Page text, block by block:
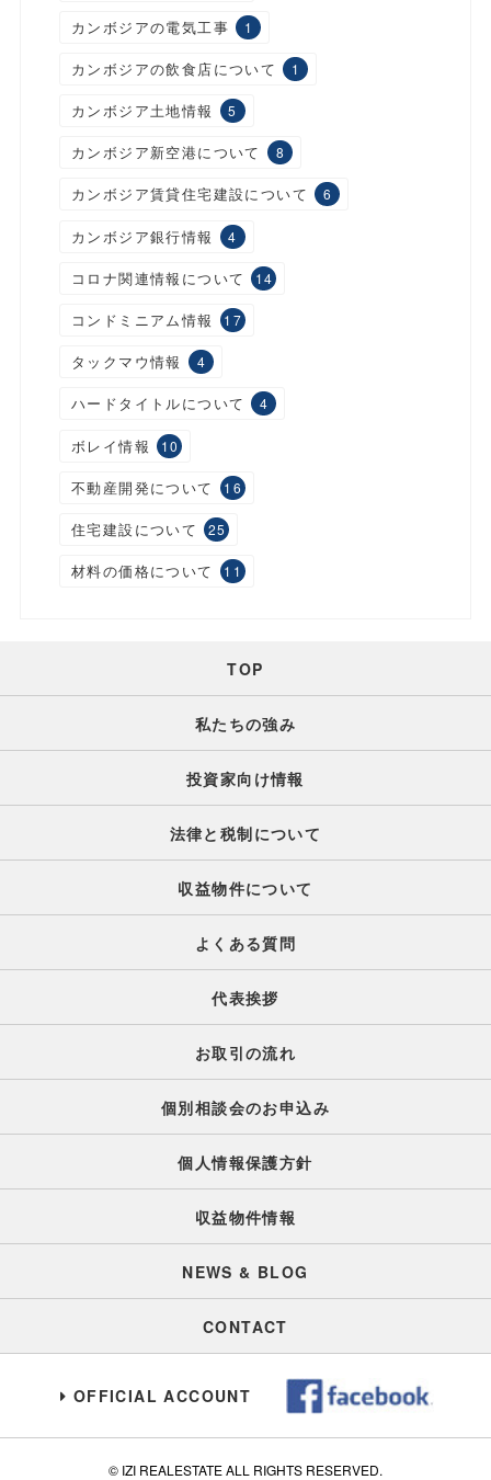
カンボジアの電気工事 1
カンボジアの飲食店について 1
カンボジア土地情報 5
カンボジア新空港について 8
カンボジア賃貸住宅建設について 6
カンボジア銀行情報 4
コロナ関連情報について 14
コンドミニアム情報 17
タックマウ情報 4
ハードタイトルについて 4
ボレイ情報 10
不動産開発について 16
住宅建設について 25
材料の価格について 11
TOP
私たちの強み
投資家向け情報
法律と税制について
収益物件について
よくある質問
代表挨拶
お取引の流れ
個別相談会のお申込み
個人情報保護方針
収益物件情報
NEWS & BLOG
CONTACT
OFFICIAL ACCOUNT
© IZI REALESTATE ALL RIGHTS RESERVED.